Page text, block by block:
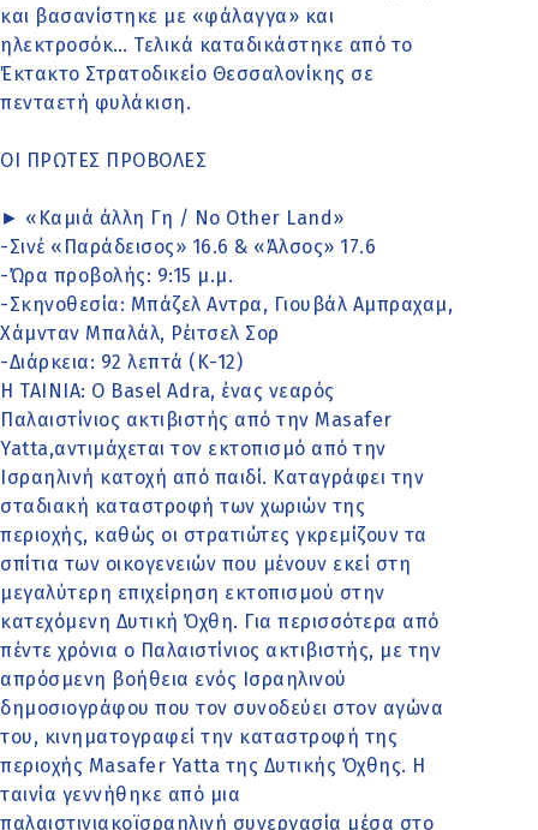
και βασανίστηκε με «φάλαγγα» και
ηλεκτροσόκ… Τελικά καταδικάστηκε από το
Έκτακτο Στρατοδικείο Θεσσαλονίκης σε
πενταετή φυλάκιση.
ΟΙ ΠΡΩΤΕΣ ΠΡΟΒΟΛΕΣ
► «Καμιά άλλη Γη / Νο Other Land»
-Σινέ «Παράδεισος» 16.6 & «Άλσος» 17.6
-Ώρα προβολής: 9:15 μ.μ.
-Σκηνοθεσία: Μπάζελ Αντρα, Γιουβάλ Αμπραχαμ,
Χάμνταν Μπαλάλ, Ρέιτσελ Σορ
-Διάρκεια: 92 λεπτά (Κ-12)
Η ΤΑΙΝΙΑ: Ο Basel Adra, ένας νεαρός
Παλαιστίνιος ακτιβιστής από την Masafer
Yatta,αντιμάχεται τον εκτοπισμό από την
Ισραηλινή κατοχή από παιδί. Καταγράφει την
σταδιακή καταστροφή των χωριών της
περιοχής, καθώς οι στρατιώτες γκρεμίζουν τα
σπίτια των οικογενειών που μένουν εκεί στη
μεγαλύτερη επιχείρηση εκτοπισμού στην
κατεχόμενη Δυτική Όχθη. Για περισσότερα από
πέντε χρόνια ο Παλαιστίνιος ακτιβιστής, με την
απρόσμενη βοήθεια ενός Ισραηλινού
δημοσιογράφου που τον συνοδεύει στον αγώνα
του, κινηματογραφεί την καταστροφή της
περιοχής Masafer Yatta της Δυτικής Όχθης. Η
ταινία γεννήθηκε από μια
παλαιστινιακοϊσραηλινή συνεργασία μέσα στο